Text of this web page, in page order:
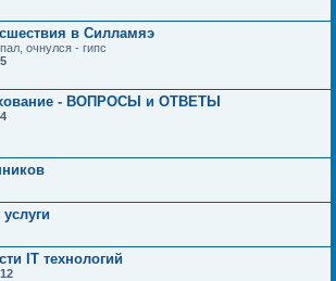
в Силламяэ
очнулся - гипс
5
- ВОПРОСЫ и ОТВЕТЫ
4
IT технологий
12